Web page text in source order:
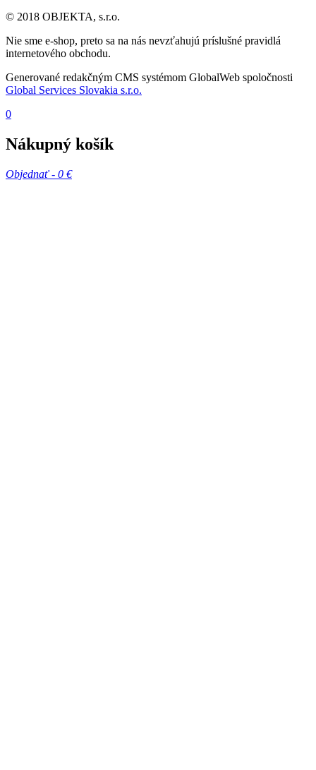
© 2018 OBJEKTA, s.r.o.
Nie sme e-shop, preto sa na nás nevzťahujú príslušné pravidlá
internetového obchodu.
Generované redakčným CMS systémom GlobalWeb spoločnosti
Global Services Slovakia s.r.o.
0
Nákupný košík
Objednať - 0 €